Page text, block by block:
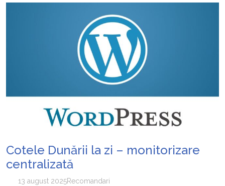
Cotele Dunării la zi – monitorizare
centralizată
13 august 2025Recomandari